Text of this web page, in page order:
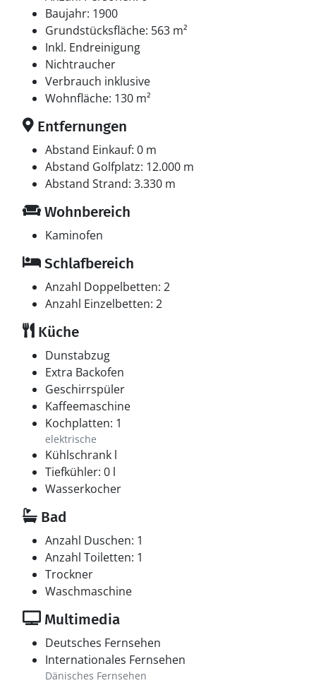
Baujahr: 1900
Grundstücksfläche: 563 m²
Inkl. Endreinigung
Nichtraucher
Verbrauch inklusive
Wohnfläche: 130 m²
Entfernungen
Abstand Einkauf: 0 m
Abstand Golfplatz: 12.000 m
Abstand Strand: 3.330 m
Wohnbereich
Kaminofen
Schlafbereich
Anzahl Doppelbetten: 2
Anzahl Einzelbetten: 2
Küche
Dunstabzug
Extra Backofen
Geschirrspüler
Kaffeemaschine
Kochplatten: 1
elektrische
Kühlschrank l
Tiefkühler: 0 l
Wasserkocher
Bad
Anzahl Duschen: 1
Anzahl Toiletten: 1
Trockner
Waschmaschine
Multimedia
Deutsches Fernsehen
Internationales Fernsehen
Dänisches Fernsehen